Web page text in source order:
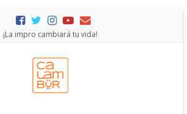
¡La impro cambiará tu vida!